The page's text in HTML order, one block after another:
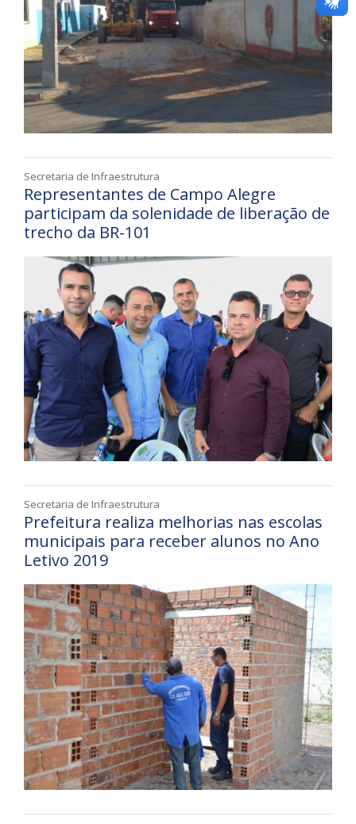
Secretaria de Infraestrutura
Representantes de Campo Alegre
participam da solenidade de liberação de
trecho da BR-101
Secretaria de Infraestrutura
Prefeitura realiza melhorias nas escolas
municipais para receber alunos no Ano
Letivo 2019